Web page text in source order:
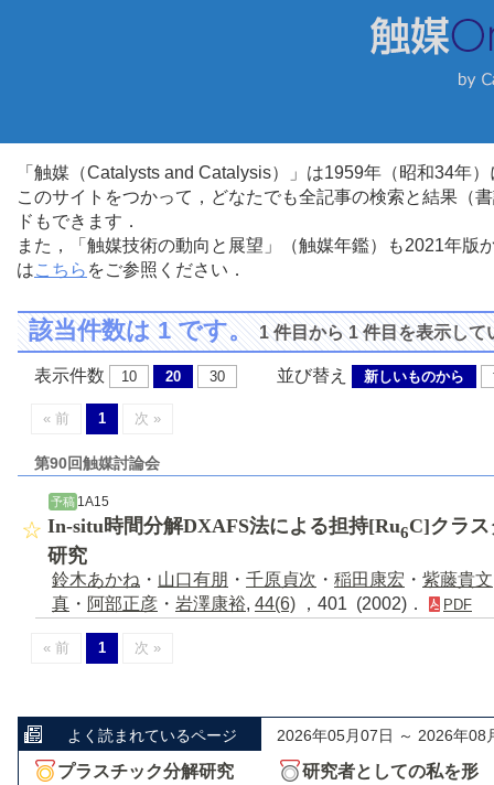
「触媒（Catalysts and Catalysis）」は1959年（昭和34年
このサイトをつかって，どなたでも全記事の検索と結果（
ドもできます．
また，「触媒技術の動向と展望」（触媒年鑑）も2021年
はこちら をご参照ください．
該当件数は 1 です。1 件目から 1 件目を表示して
表示件数 10 20 30 並び替え 新しいものから
« 前 1 次 »
第90回触媒討論会
予稿 1A15
In-situ時間分解DXAFS法による担持[Ru6C]クラ
研究
鈴木あかね ・ 山口有朋 ・ 千原貞次 ・ 稲田康宏 ・ 紫藤貴文
真 ・ 阿部正彦 ・ 岩澤康裕, 44(6) ，401 (2002)． PDF
« 前 1 次 »
よく読まれているページ 2026年05月07日 ～ 2026年08
プラスチック分解研究
研究者としての私を形